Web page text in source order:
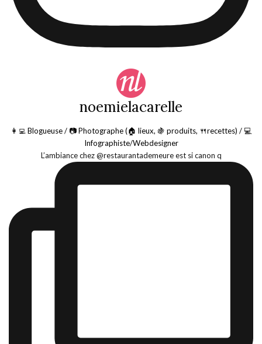
noemielacarelle
👩‍💻 Blogueuse / 📷 Photographe (🏠 lieux, 🍇 produits, 🍴recettes) / 💻
Infographiste/Webdesigner
L’ambiance chez @restaurantademeure est si canon q